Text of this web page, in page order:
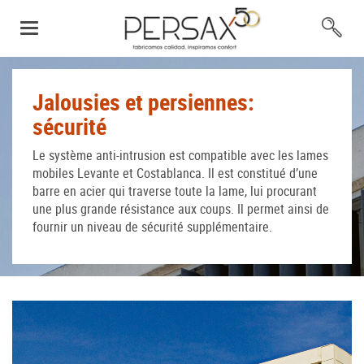
Jalousies et persiennes:
sécurité
Le système anti-intrusion est compatible avec les lames
mobiles Levante et Costablanca. Il est constitué d’une
barre en acier qui traverse toute la lame, lui procurant
une plus grande résistance aux coups. Il permet ainsi de
fournir un niveau de sécurité supplémentaire.